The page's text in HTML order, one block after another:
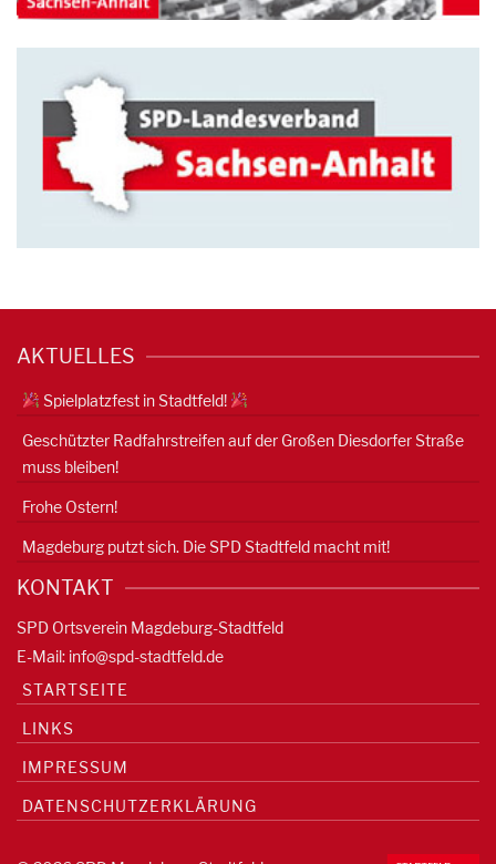
AKTUELLES
Spielplatzfest in Stadtfeld!
Geschützter Radfahrstreifen auf der Großen Diesdorfer Straße
muss bleiben!
Frohe Ostern!
Magdeburg putzt sich. Die SPD Stadtfeld macht mit!
KONTAKT
SPD Ortsverein Magdeburg-Stadtfeld
E-Mail: info@spd-stadtfeld.de
STARTSEITE
LINKS
IMPRESSUM
DATENSCHUTZERKLÄRUNG